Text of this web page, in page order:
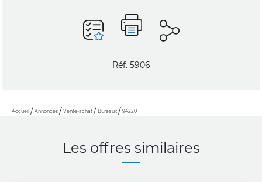
Accueil Annonces Vente-achat Bureaux 94220
Réf. 5906
Les offres similaires